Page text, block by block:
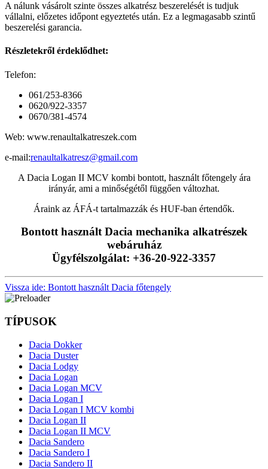
A nálunk vásárolt szinte összes alkatrész beszerelését is tudjuk
vállalni, előzetes időpont egyeztetés után. Ez a legmagasabb szintű
beszerelési garancia.
Részletekről érdeklődhet:
Telefon:
061/253-8366
0620/922-3357
0670/381-4574
Web: www.renaultalkatreszek.com
e-mail:renaultalkatresz@gmail.com
A Dacia Logan II MCV kombi bontott, használt főtengely ára
irányár, ami a minőségétől függően változhat.
Áraink az ÁFÁ-t tartalmazzák és HUF-ban értendők.
Bontott használt Dacia mechanika alkatrészek
webáruház
Ügyfélszolgálat: +36-20-922-3357
Vissza ide: Bontott használt Dacia főtengely
TÍPUSOK
Dacia Dokker
Dacia Duster
Dacia Lodgy
Dacia Logan
Dacia Logan MCV
Dacia Logan I
Dacia Logan I MCV kombi
Dacia Logan II
Dacia Logan II MCV
Dacia Sandero
Dacia Sandero I
Dacia Sandero II